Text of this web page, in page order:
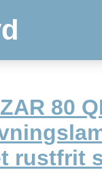
80
rustfrit